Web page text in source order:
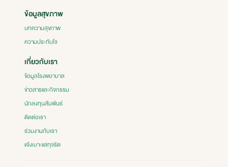
ข้อมูลสุขภาพ
บทความสุขภาพ
ความประทับใจ
เกี่ยวกับเรา
ข้อมูลโรงพยาบาล
ข่าวสารและกิจกรรม
นักลงทุนสัมพันธ์
ติดต่อเรา
ร่วมงานกับเรา
แจ้งเบาะแสทุจริต